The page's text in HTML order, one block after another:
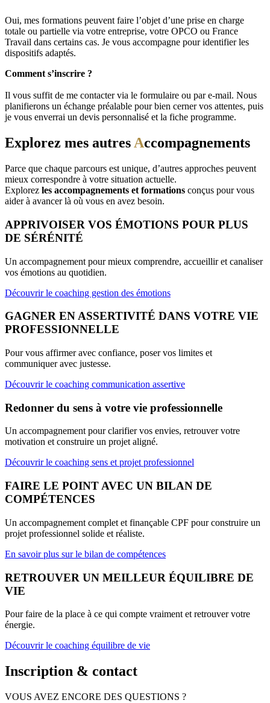
Oui, mes formations peuvent faire l’objet d’une prise en charge
totale ou partielle via votre entreprise, votre OPCO ou France
Travail dans certains cas. Je vous accompagne pour identifier les
dispositifs adaptés.
Comment s’inscrire ?
Il vous suffit de me contacter via le formulaire ou par e-mail. Nous
planifierons un échange préalable pour bien cerner vos attentes, puis
je vous enverrai un devis personnalisé et la fiche programme.
Explorez mes autresAccompagnements
Parce que chaque parcours est unique, d’autres approches peuvent
mieux correspondre à votre situation actuelle.
Explorez les accompagnements et formations conçus pour vous
aider à avancer là où vous en avez besoin.
APPRIVOISER VOS ÉMOTIONS POUR PLUS
DE SÉRÉNITÉ
Un accompagnement pour mieux comprendre, accueillir et canaliser
vos émotions au quotidien.
Découvrir le coaching gestion des émotions
GAGNER EN ASSERTIVITÉ DANS VOTRE VIE
PROFESSIONNELLE
Pour vous affirmer avec confiance, poser vos limites et
communiquer avec justesse.
Découvrir le coaching communication assertive
Redonner du sens à votre vie professionnelle
Un accompagnement pour clarifier vos envies, retrouver votre
motivation et construire un projet aligné.
Découvrir le coaching sens et projet professionnel
FAIRE LE POINT AVEC UN BILAN DE
COMPÉTENCES
Un accompagnement complet et finançable CPF pour construire un
projet professionnel solide et réaliste.
En savoir plus sur le bilan de compétences
RETROUVER UN MEILLEUR ÉQUILIBRE DE
VIE
Pour faire de la place à ce qui compte vraiment et retrouver votre
énergie.
Découvrir le coaching équilibre de vie
Inscription & contact
VOUS AVEZ ENCORE DES QUESTIONS ?